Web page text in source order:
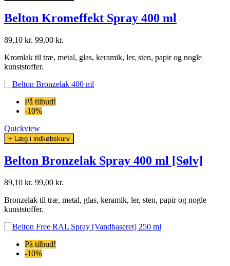
Belton Kromeffekt Spray 400 ml
89,10 kr. 99,00 kr.
Kromlak til træ, metal, glas, keramik, ler, sten, papir og nogle
kunststoffer.
På tilbud!
-10%
Quickview
+ Læg i indkøbskurv
Belton Bronzelak Spray 400 ml [Sølv]
89,10 kr. 99,00 kr.
Bronzelak til træ, metal, glas, keramik, ler, sten, papir og nogle
kunststoffer.
På tilbud!
-10%